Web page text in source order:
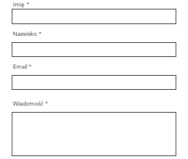
Imię
Nazwisko
Email
Wiadomość